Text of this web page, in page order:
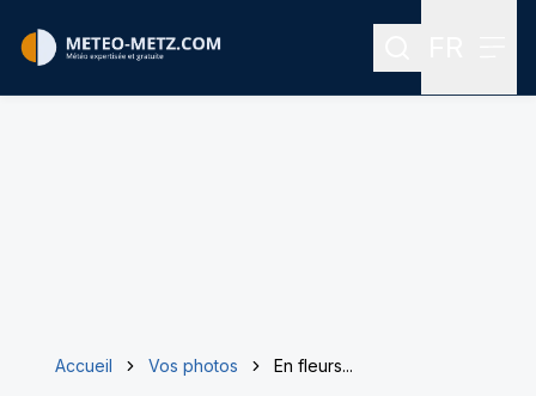
Rechercher
Accueil Vos photos En fleurs...